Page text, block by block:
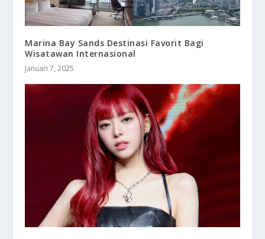
Marina Bay Sands Destinasi Favorit Bagi
Wisatawan Internasional
Januari 7, 2025